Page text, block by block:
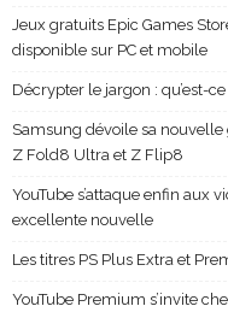
Jeux gratuits Epic Games
disponible sur PC et mobile
Décrypter le jargon : qu’est-
Samsung dévoile sa
Z Fold8 Ultra et Z Flip8
YouTube s’attaque enfin aux
excellente nouvelle
Les titres PS Plus Extra et
YouTube Premium s’invite